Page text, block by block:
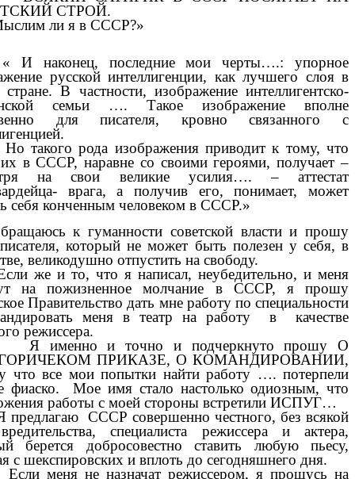
СТРОЙ.
ли я в СССР?»
последние мои черты….: упорное
русской интеллигенции, как лучшего слоя в
В частности, изображение интеллигентско-
семьи …. Такое изображение вполне
для писателя, кровно связанного с
рода изображения приводит к тому, что
в СССР, наравне со своими героями, получает –
на свои великие усилия…. – аттестат
врага, а получив его, понимает, может
себя конченным человеком в СССР.»
к гуманности советской власти и прошу
который не может быть полезен у себя, в
великодушно отпустить на свободу.
и то, что я написал, неубедительно, и меня
на пожизненное молчание в СССР, я прошу
Правительство дать мне работу по специальности
меня в театр на работу в качестве
режиссера.
и точно и подчеркнуто прошу О
ПРИКАЗЕ, О КОМАНДИРОВАНИИ,
что все мои попытки найти работу …. потерпели
фиаско. Мое имя стало настолько одиозным, что
работы с моей стороны встретили ИСПУГ…
СССР совершенно честного, без всякой
специалиста режиссера и актера,
берется добросовестно ставить любую пьесу,
с шекспировских и вплоть до сегодняшнего дня.
не назначат режиссером, я прошусь на